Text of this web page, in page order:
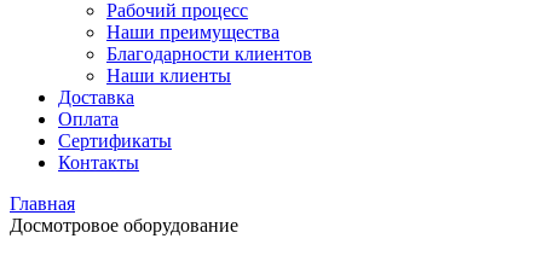
Рабочий процесс
Наши преимущества
Благодарности клиентов
Наши клиенты
Доставка
Оплата
Сертификаты
Контакты
Главная
Досмотровое оборудование